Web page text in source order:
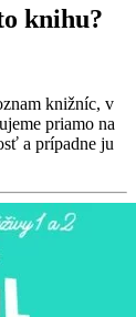
knihu?
knižníc, v
priamo na
a prípadne ju